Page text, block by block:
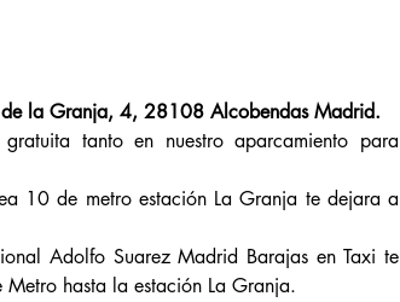
de la Granja, 4, 28108 Alcobendas Madrid.
tanto en nuestro aparcamiento para
10 de metro estación La Granja te dejara a
Adolfo Suarez Madrid Barajas en Taxi te
hasta la estación La Granja.